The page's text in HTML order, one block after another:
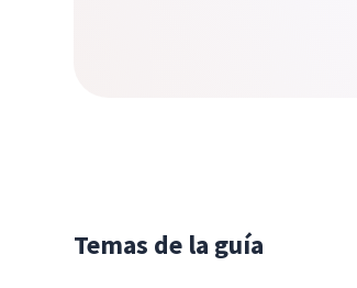
Temas de la guía